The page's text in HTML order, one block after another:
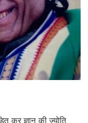
कर ज्ञान की ज्योति